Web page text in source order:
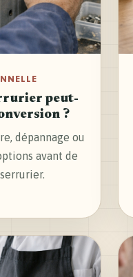
peut-
?
dépannage ou
avant de